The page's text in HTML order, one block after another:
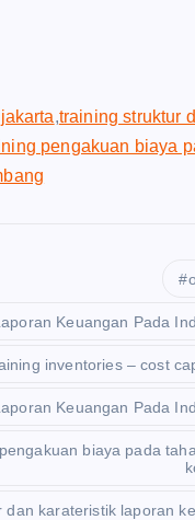
,training struktur
pengakuan biaya
Keuangan Pada
inventories – cost
Keuangan Pada
biaya pada
dan karateristik laporan